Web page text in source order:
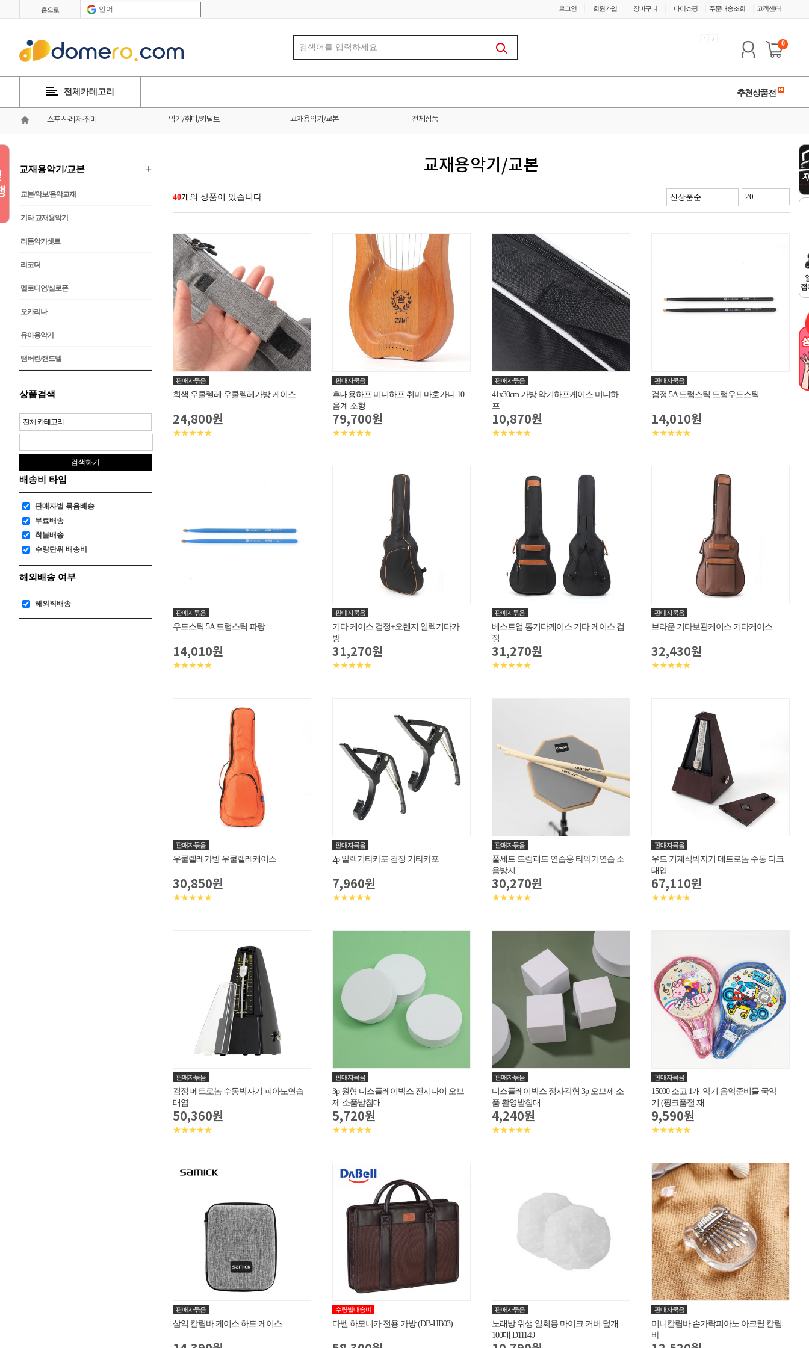
홈으로 언어 로그인 회원가입 장바구니 마이쇼핑 주문배송조회 고객센터
0
전체카테고리 추천상품전
스포츠·레저·취미 악기/취미/키덜트 교재용악기/교본 전체상품
교재용악기/교본 +
교본/악보/음악교재
기타 교재용악기
리듬악기셋트
리코더
멜로디언/실로폰
오카리나
유아용악기
탬버린/핸드벨
상품검색
배송비 타입
판매자별 묶음배송
무료배송
착불배송
수량단위 배송비
해외배송 여부
해외직배송
교재용악기/교본
40개의 상품이 있습니다
판매자묶음
회색 우쿨렐레 우쿨렐레가방 케이스
24,800원
★★★★★
판매자묶음
휴대용하프 미니하프 취미 마호가니 10
음계 소형
79,700원
★★★★★
판매자묶음
41x30cm 가방 악기하프케이스 미니하
프
10,870원
★★★★★
판매자묶음
검정 5A 드럼스틱 드럼우드스틱
14,010원
★★★★★
판매자묶음
우드스틱 5A 드럼스틱 파랑
14,010원
★★★★★
판매자묶음
기타 케이스 검정+오렌지 일렉기타가
방
31,270원
★★★★★
판매자묶음
베스트업 통기타케이스 기타 케이스 검
정
31,270원
★★★★★
판매자묶음
브라운 기타보관케이스 기타케이스
32,430원
★★★★★
판매자묶음
우쿨렐레가방 우쿨렐레케이스
30,850원
★★★★★
판매자묶음
2p 일렉기타카포 검정 기타카포
7,960원
★★★★★
판매자묶음
풀세트 드럼패드 연습용 타악기연습 소
음방지
30,270원
★★★★★
판매자묶음
우드 기계식박자기 메트로놈 수동 다크
태엽
67,110원
★★★★★
판매자묶음
검정 메트로놈 수동박자기 피아노연습
태엽
50,360원
★★★★★
판매자묶음
3p 원형 디스플레이박스 전시다이 오브
제 소품받침대
5,720원
★★★★★
판매자묶음
디스플레이박스 정사각형 3p 오브제 소
품 촬영받침대
4,240원
★★★★★
판매자묶음
15000 소고 1개-악기 음악준비물 국악
기 (핑크품절 재…
9,590원
★★★★★
판매자묶음
삼익 칼림바 케이스 하드 케이스
수량별배송비
다벨 하모니카 전용 가방 (DB-HB03)
판매자묶음
노래방 위생 일회용 마이크 커버 덮개
100매 D11149
판매자묶음
미니칼림바 손가락피아노 아크릴 칼림
바